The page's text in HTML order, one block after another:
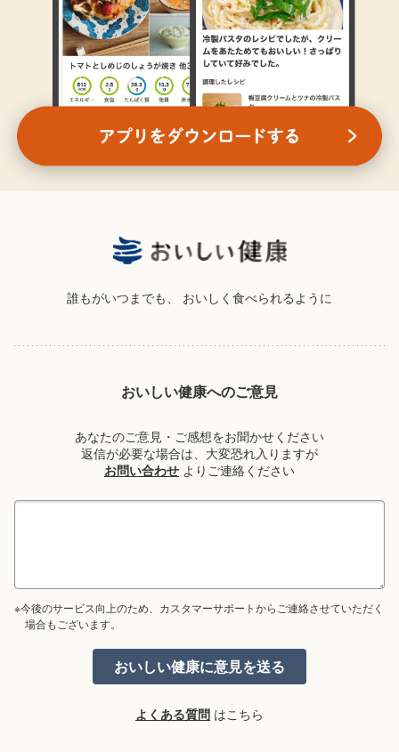
誰もがいつまでも、 おいしく食べられるように
おいしい健康へのご意見
あなたのご意見・ご感想をお聞かせください
返信が必要な場合は、大変恐れ入りますが
お問い合わせ よりご連絡ください
※今後のサービス向上のため、カスタマーサポートからご連絡させていただく
場合もございます。
よくある質問 はこちら